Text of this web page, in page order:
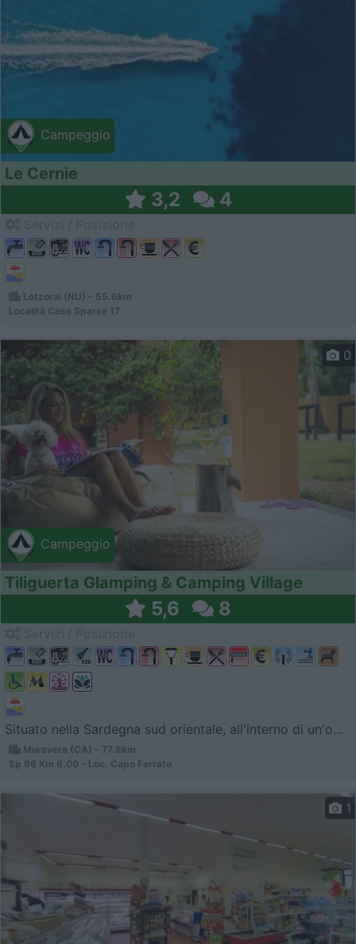
Campeggio
Le Cernie
3,2 4
Lotzorai (NU) - 55.6km
Località Case Sparse 17
Campeggio
0
Tiliguerta Glamping & Camping Village
5,6 8
Situato nella Sardegna sud orientale, all'interno di un'o...
Muravera (CA) - 77.8km
Sp 96 Km 6,00 - Loc. Capo Ferrato
1